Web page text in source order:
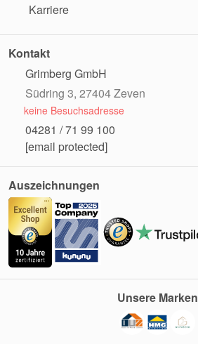
Karriere
Kontakt
Grimberg GmbH
Südring 3, 27404 Zeven
keine Besuchsadresse
04281 / 71 99 100
[email protected]
Auszeichnungen
Unsere Marken